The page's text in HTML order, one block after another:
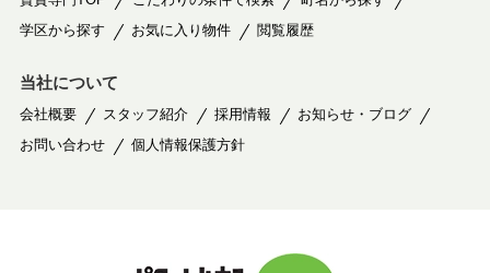
学区から探す
お気に入り物件 閲覧履歴
当社について
会社概要 スタッフ紹介 採用情報
お知らせ・ブログ
お問い合わせ
個人情報保護方針